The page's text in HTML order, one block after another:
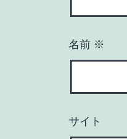
名前 ※
サイト